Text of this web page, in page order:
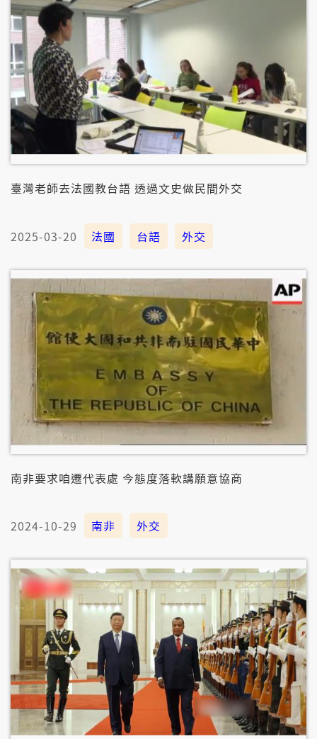
臺灣老師去法國教台語 透過文史做民間外交
2025-03-20 法國 台語 外交
南非要求咱遷代表處 今態度落軟講願意協商
2024-10-29 南非 外交